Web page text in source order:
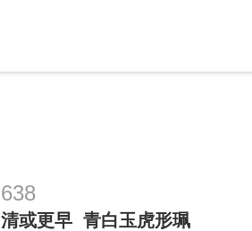
638
清或更早 青白玉虎形珮